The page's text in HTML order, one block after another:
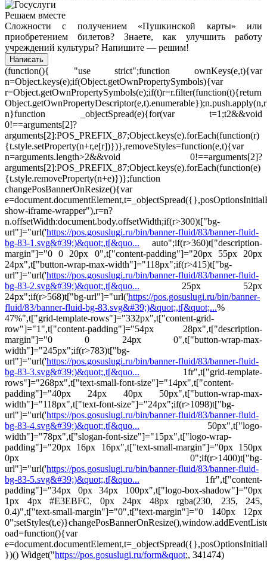
Решаем вместе
Сложности с получением «Пушкинской карты» или
приобретением билетов? Знаете, как улучшить работу
учреждений культуры? Напишите — решим!
Написать
(function(){ "use strict";function ownKeys(e,t){var
n=Object.keys(e);if(Object.getOwnPropertySymbols){var
r=Object.getOwnPropertySymbols(e);if(t)r=r.filter(function(t){return
n}function _objectSpread(e){for(var t=1;t2&&void
0!==arguments[2]?
arguments[2]:POS_PREFIX_87;Object.keys(e).forEach(function(r)
{t.style.setProperty(n+r,e[r])})},removeStyles=function(e,t){var
n=arguments.length>2&&void 0!==arguments[2]?
arguments[2]:POS_PREFIX_87;Object.keys(e).forEach(function(e)
{t.style.removeProperty(n+e)})};function
changePosBannerOnResize(){var
show-iframe-wrapper"),r=n?
n.offsetWidth:document.body.offsetWidth;if(r>300)t["bg-
url"]="url('https://pos.gosuslugi.ru/bin/banner-fluid/83/banner-fluid-
bg-83-1.svg&#39;)&quot;,t[&quo... auto";if(r>360)t["description-
margin"]="0 0 20px 0",t["content-padding"]="20px 55px 20px
24px",t["button-wrap-max-width"]="118px";if(r>415)t["bg-
url"]="url('https://pos.gosuslugi.ru/bin/banner-fluid/83/banner-fluid-
bg-83-2.svg&#39;)&quot;,t[&quo... 25px 52px
24px";if(r>568)t["bg-url"]="url('https://pos.gosuslugi.ru/bin/banner-
fluid/83/banner-fluid-bg-83.svg&#39;)&quot;,t[&quot;...%
47%",t["grid-template-rows"]="332px",t["content-grid-
row"]="1",t["content-padding"]="54px 28px",t["description-
margin"]="0 0 24px 0",t["button-wrap-max-
width"]="245px";if(r>783)t["bg-
url"]="url('https://pos.gosuslugi.ru/bin/banner-fluid/83/banner-fluid-
bg-83-3.svg&#39;)&quot;,t[&quo... 1fr",t["grid-template-
rows"]="268px",t["text-small-font-size"]="14px",t["content-
padding"]="40px 24px 40px 50px",t["button-wrap-max-
width"]="118px",t["text-font-size"]="24px";if(r>1098)t["bg-
url"]="url('https://pos.gosuslugi.ru/bin/banner-fluid/83/banner-fluid-
bg-83-4.svg&#39;)&quot;,t[&quo... 50px",t["logo-
width"]="78px",t["slogan-font-size"]="15px",t["logo-wrap-
padding"]="20px 16px 16px",t["text-small-margin"]="0px 150px
0px 0";if(r>1400)t["bg-
url"]="url('https://pos.gosuslugi.ru/bin/banner-fluid/83/banner-fluid-
bg-83-5.svg&#39;)&quot;,t[&quo... 1fr",t["content-
padding"]="34px 0px 34px 100px",t["logo-box-shadow"]="0px
1px 4px #E3EBFC, 0px 24px 48px rgba(230, 235, 245,
0.4)",t["text-small-margin"]="0",t["text-margin"]="0 140px 12px
oad=function(){var
})() Widget("https://pos.gosuslugi.ru/form&quot;, 341474)